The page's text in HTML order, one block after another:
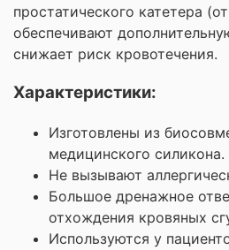
простатического катетера
обеспечивают
снижает риск кровотечения.
Характеристики:
Изготовлены из
медицинского силикона.
Не вызывают
Большое дренажное
отхождения кровяных
Используются у